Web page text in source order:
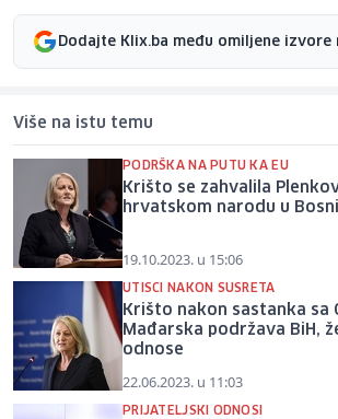
Dodajte Klix.ba među omiljene izvore
Više na istu temu
PODRŠKA NA PUTU KA EU
Krišto se zahvalila
hrvatskom narodu u
19.10.2023. u 15:06
UTISCI NAKON SUSRETA
Krišto nakon sastanka sa
Mađarska podržava BiH,
odnose
22.06.2023. u 11:03
PRIJATELJSKI ODNOSI